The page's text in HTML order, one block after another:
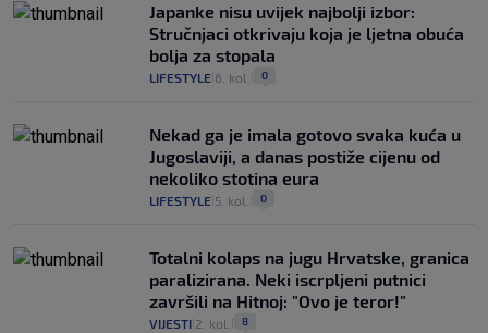
Japanke nisu uvijek najbolji izbor:
Stručnjaci otkrivaju koja je ljetna obuća
bolja za stopala
LIFESTYLE 6. kol. 0
Nekad ga je imala gotovo svaka kuća u
Jugoslaviji, a danas postiže cijenu od
nekoliko stotina eura
LIFESTYLE 5. kol. 0
Totalni kolaps na jugu Hrvatske, granica
paralizirana. Neki iscrpljeni putnici
završili na Hitnoj: "Ovo je teror!"
VIJESTI 2. kol. 8